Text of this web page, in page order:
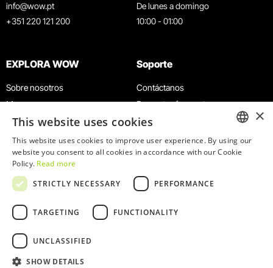
info@wow.pt
+351 220 121 200
De lunes a domingo
10:00 - 01:00
EXPLORA WOW
Sobre nosotros
Museos
Agenda
Noticias
Restaurantes
Tarjeta WOW
Grupos y eventos
Servicio educativo
Soporte
Contáctanos
Preguntas frecuentes
Términos y condiciones
Política de privacidad y cookies
Trabaja con nosotros
Libro de reclamaciones
© 2026
ENGLISH
×
This website uses cookies
This website uses cookies to improve user experience. By using our
website you consent to all cookies in accordance with our Cookie
Policy. Read more
STRICTLY NECESSARY
PERFORMANCE
TARGETING FUNCTIONALITY
UNCLASSIFIED
SHOW DETAILS